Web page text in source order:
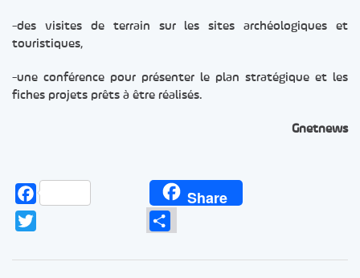
-des visites de terrain sur les sites archéologiques et
touristiques,
-une conférence pour présenter le plan stratégique et les
fiches projets prêts à être réalisés.
Gnetnews
Facebook Share